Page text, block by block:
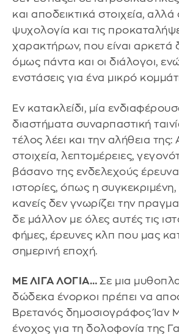
και αποδεικτικά στοιχεία, αλλά
ψυχολογία και τις
χαρακτήρων, που είναι αρκετά
όμως πάντα και οι διάλογοι,
ενστάσεις για ένα μικρό
Εν κατακλείδι, μία
διαστήματα συναρπαστική
τέλος λέει και την αλήθεια
στοιχεία, λεπτομέρειες,
βάσανο της ενδελεχούς
ιστορίες, όπως η συγκεκριμένη,
κανείς δεν γνωρίζει την
δε μάλλον με όλες αυτές τις
φήμες, έρευνες κλπ που μας
σημερινή εποχή.
ΜΕ ΛΙΓΑ ΛΟΓΙΑ… Σε μια
δώδεκα ένορκοι πρέπει να
Βρετανός δημοσιογράφος Ίαν
ένοχος για τη δολοφονία της